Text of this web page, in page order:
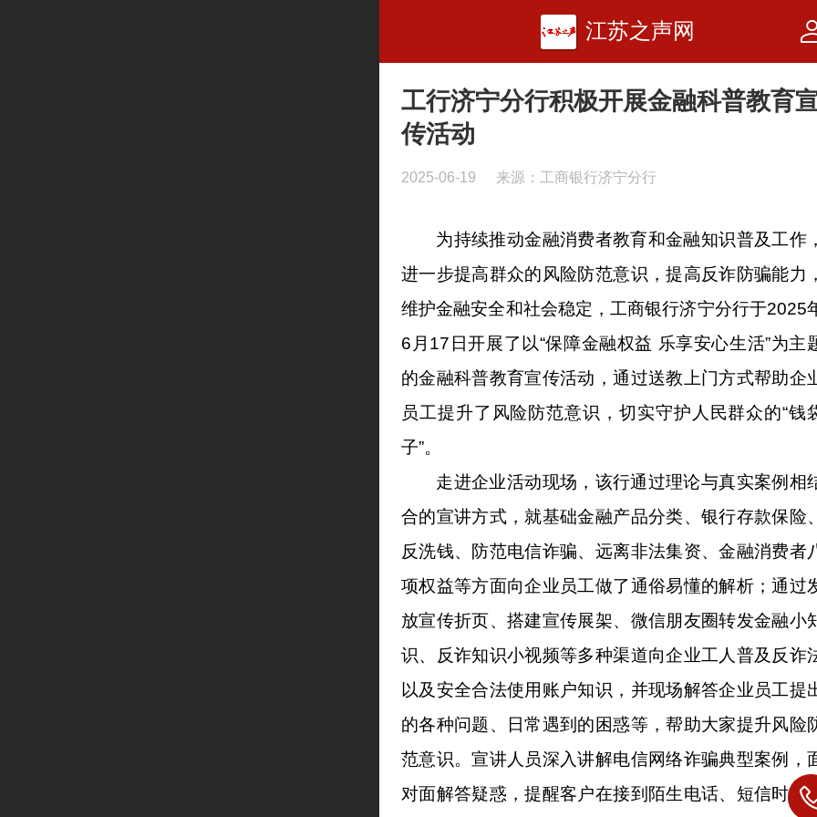
江苏之声网
工行济宁分行积极开展金融科普教育
传活动
2025-06-19 来源：工商银行济宁分行
为持续推动金融消费者教育和金融知识普及工作，
进一步提高群众的风险防范意识，提高反诈防骗能力，
维护金融安全和社会稳定，工商银行济宁分行于2025
6月17日开展了以“保障金融权益 乐享安心生活”为主
的金融科普教育宣传活动，通过送教上门方式帮助企
员工提升了风险防范意识，切实守护人民群众的“钱
子”。
走进企业活动现场，该行通过理论与真实案例相
合的宣讲方式，就基础金融产品分类、银行存款保险、
反洗钱、防范电信诈骗、远离非法集资、金融消费者
项权益等方面向企业员工做了通俗易懂的解析；通过
放宣传折页、搭建宣传展架、微信朋友圈转发金融小
识、反诈知识小视频等多种渠道向企业工人普及反诈
以及安全合法使用账户知识，并现场解答企业员工提
的各种问题、日常遇到的困惑等，帮助大家提升风险
范意识。宣讲人员深入讲解电信网络诈骗典型案例，
对面解答疑惑，提醒客户在接到陌生电话、短信时应提